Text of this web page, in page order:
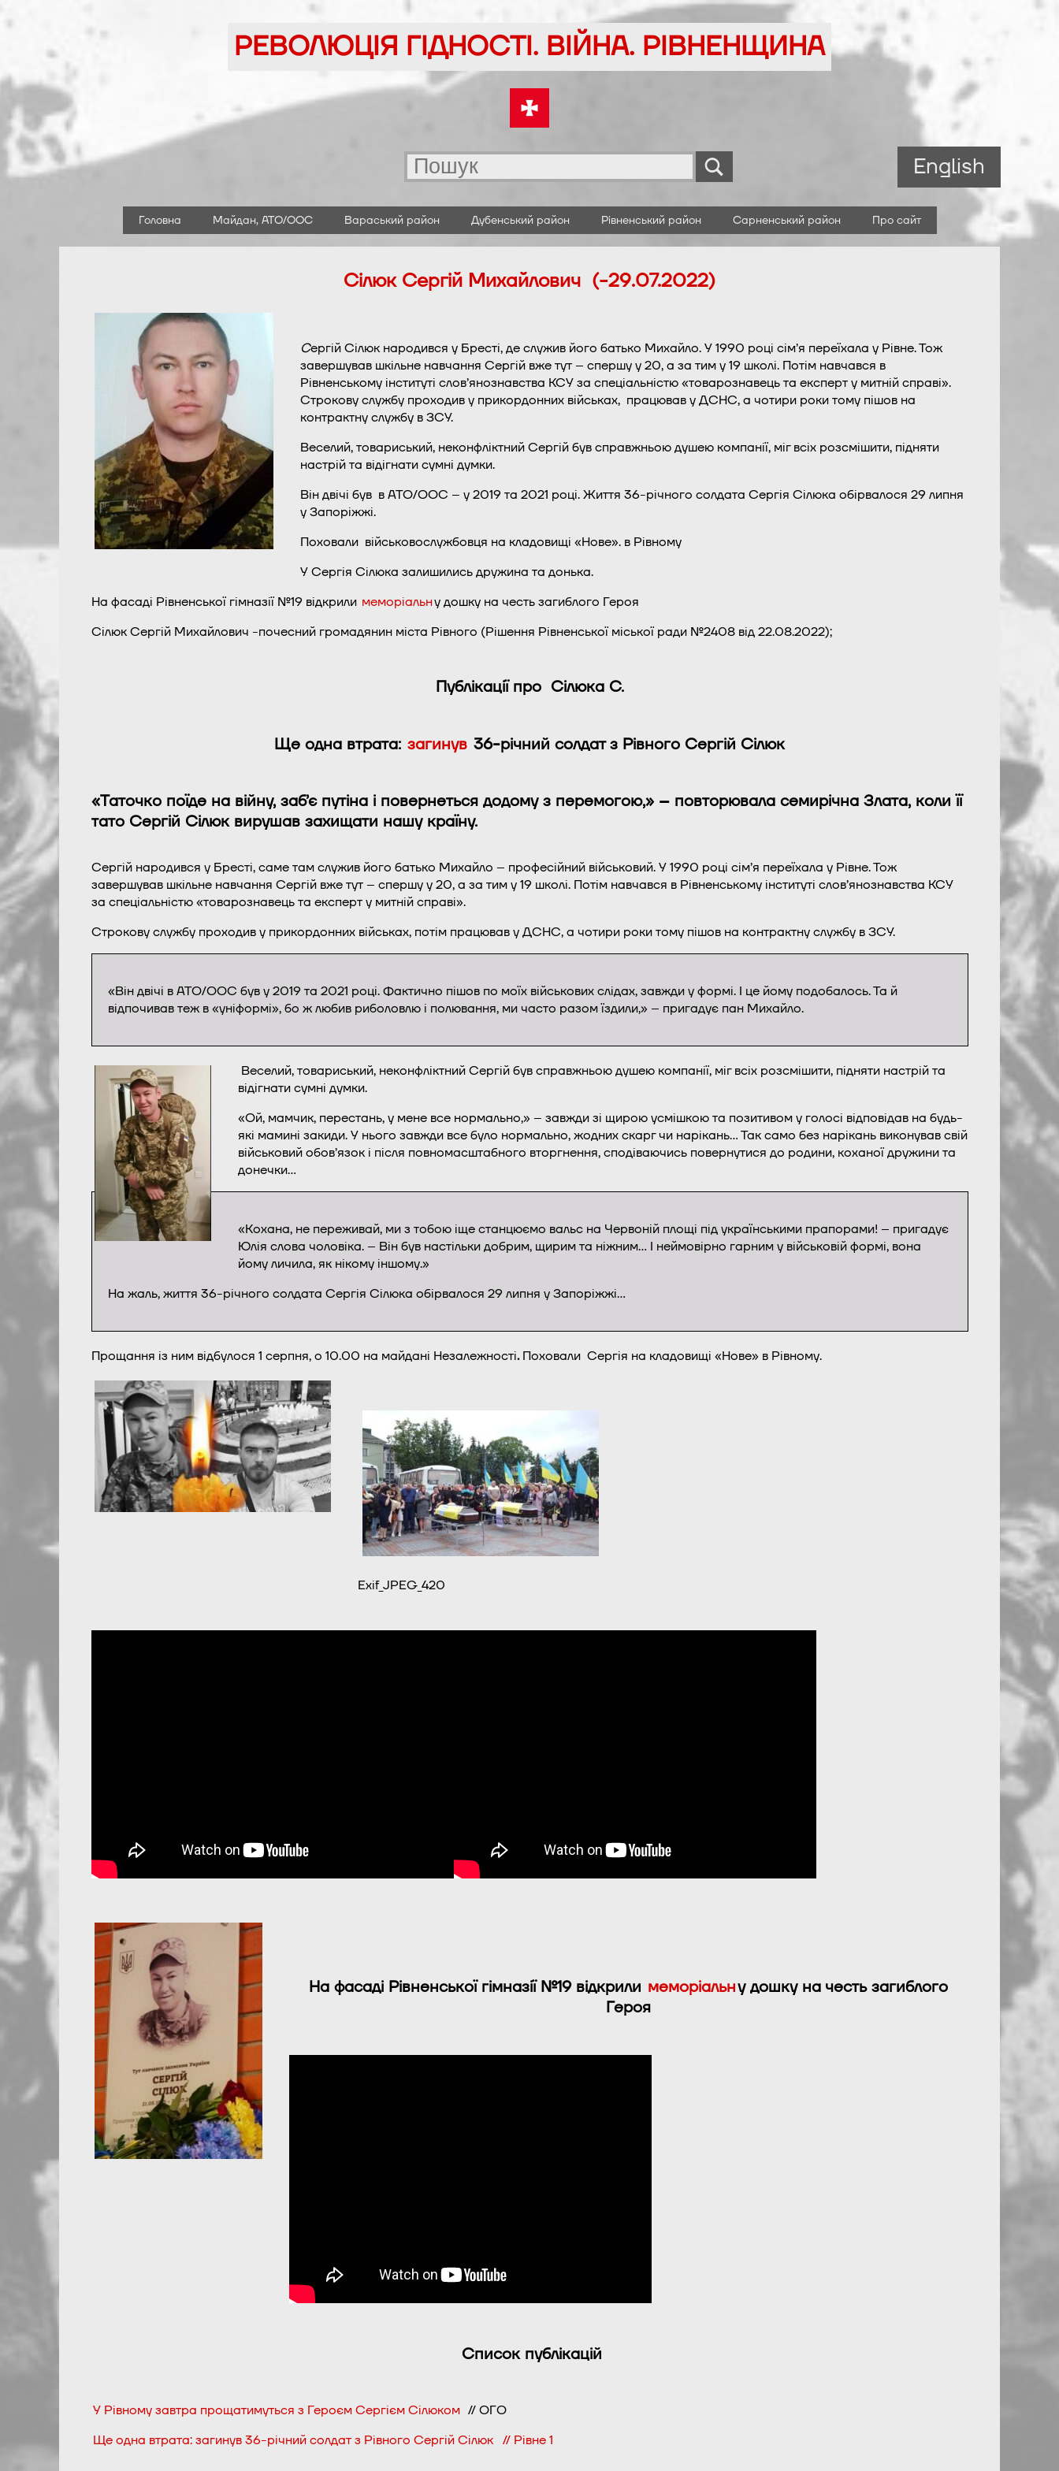
до
РЕВОЛЮЦІЯ ГІДНОСТІ. ВІЙНА. РІВНЕНЩИНА
English
Головна Майдан, АТО/ООС Вараський район Дубенський район Рівненський район Сарненський район Про сайт
Сілюк Сергій Михайлович (-29.07.2022)
Сергій Сілюк народився у Бресті, де служив його батько Михайло. У 1990 році сім’я переїхала у Рівне. Тож
завершував шкільне навчання Сергій вже тут – спершу у 20, а за тим у 19 школі. Потім навчався в
Рівненському інституті слов’янознавства КСУ за спеціальністю «товарознавець та експерт у митній справі».
Строкову службу проходив у прикордонних військах, працював у ДСНС, а чотири роки тому пішов на
контрактну службу в ЗСУ.
Веселий, товариський, неконфліктний Сергій був справжньою душею компанії, міг всіх розсмішити, підняти
настрій та відігнати сумні думки.
Він двічі був в АТО/ООС – у 2019 та 2021 році. Життя 36-річного солдата Сергія Сілюка обірвалося 29 липня
у Запоріжжі.
Поховали військовослужбовця на кладовищі «Нове». в Рівному
У Сергія Сілюка залишились дружина та донька.
На фасаді Рівненської гімназії №19 відкрили меморіальну дошку на честь загиблого Героя
Сілюк Сергій Михайлович -почесний громадянин міста Рівного (Рішення Рівненської міської ради №2408 від 22.08.2022);
Публікації про Сілюка С.
Ще одна втрата: загинув 36-річний солдат з Рівного Сергій Сілюк
«Таточко поїде на війну, заб’є путіна і повернеться додому з перемогою,» – повторювала семирічна Злата, коли її
тато Сергій Сілюк вирушав захищати нашу країну.
Сергій народився у Бресті, саме там служив його батько Михайло – професійний військовий. У 1990 році сім’я переїхала у Рівне. Тож
завершував шкільне навчання Сергій вже тут – спершу у 20, а за тим у 19 школі. Потім навчався в Рівненському інституті слов’янознавства КСУ
за спеціальністю «товарознавець та експерт у митній справі».
Строкову службу проходив у прикордонних військах, потім працював у ДСНС, а чотири роки тому пішов на контрактну службу в ЗСУ.
«Він двічі в АТО/ООС був у 2019 та 2021 році. Фактично пішов по моїх військових слідах, завжди у формі. І це йому подобалось. Та й
відпочивав теж в «уніформі», бо ж любив риболовлю і полювання, ми часто разом їздили,» – пригадує пан Михайло.
Веселий, товариський, неконфліктний Сергій був справжньою душею компанії, міг всіх розсмішити, підняти настрій та
відігнати сумні думки.
«Ой, мамчик, перестань, у мене все нормально,» – завжди зі щирою усмішкою та позитивом у голосі відповідав на будь-
які мамині закиди. У нього завжди все було нормально, жодних скарг чи нарікань… Так само без нарікань виконував свій
військовий обов’язок і після повномасштабного вторгнення, сподіваючись повернутися до родини, коханої дружини та
донечки…
«Кохана, не переживай, ми з тобою іще станцюємо вальс на Червоній площі під українськими прапорами! – пригадує
Юлія слова чоловіка. – Він був настільки добрим, щирим та ніжним… І неймовірно гарним у військовій формі, вона
йому личила, як нікому іншому.»
На жаль, життя 36-річного солдата Сергія Сілюка обірвалося 29 липня у Запоріжжі…
Прощання із ним відбулося 1 серпня, о 10.00 на майдані Незалежності.Поховали Сергія на кладовищі «Нове» в Рівному.
Exif_JPEG_420
На фасаді Рівненської гімназії №19 відкрили меморіальну дошку на честь загиблого
Героя
Список публікацій
У Рівному завтра прощатимуться з Героєм Сергієм Сілюком // ОГО
Ще одна втрата: загинув 36-річний солдат з Рівного Сергій Сілюк // Рівне 1